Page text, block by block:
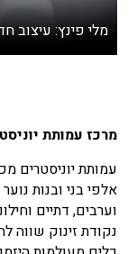
מלי פינץ: עיצוב
מרכז עמותת
עמותת יוניסטרים
אלפי בני ובנות
וערבים, דתיים
נקודת זינוק שווה